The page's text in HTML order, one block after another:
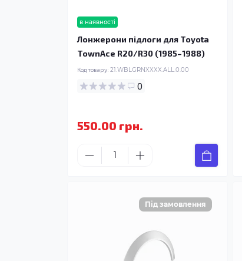
в наявності
Лонжерони підлоги для Toyota
TownAce R20/R30 (1985–1988)
Код товару: 21.WBLGRNXXXX.ALL.0.00
0
550.00 грн.